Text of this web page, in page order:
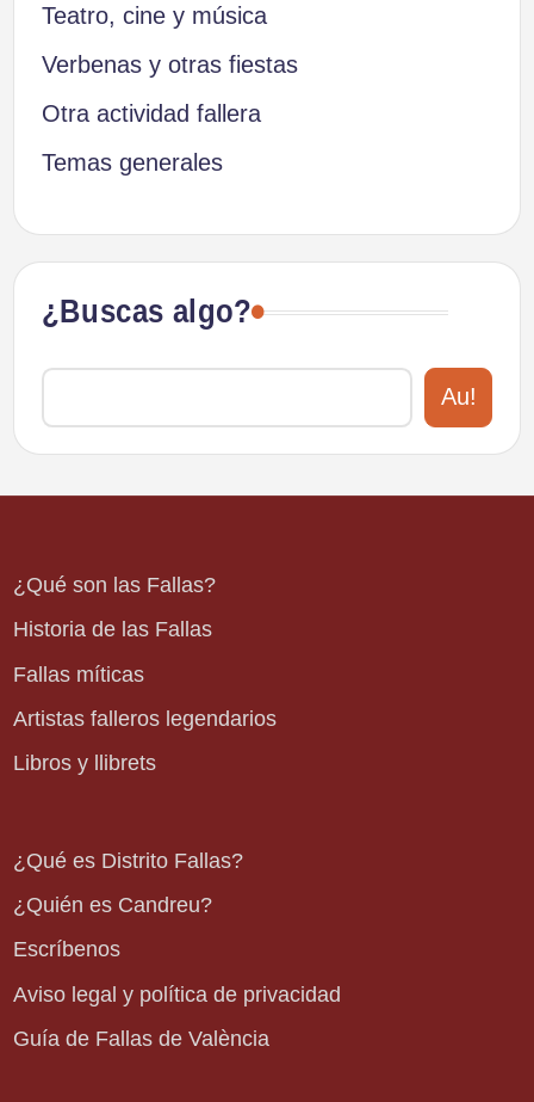
Teatro, cine y música
Verbenas y otras fiestas
Otra actividad fallera
Temas generales
¿Buscas algo?
Au!
¿Qué son las Fallas?
Historia de las Fallas
Fallas míticas
Artistas falleros legendarios
Libros y llibrets
¿Qué es Distrito Fallas?
¿Quién es Candreu?
Escríbenos
Aviso legal y política de privacidad
Guía de Fallas de València